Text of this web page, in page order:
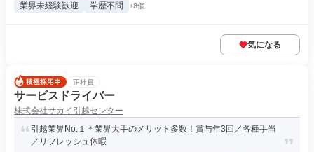
業界未経験歓迎 学歴不問 +8個
気になる
正社員
サービスドライバー
株式会社サカイ引越センター
引越業界No.１＊業界大手のメリット多数！賞与年3回／各種手当
／リフレッシュ休暇